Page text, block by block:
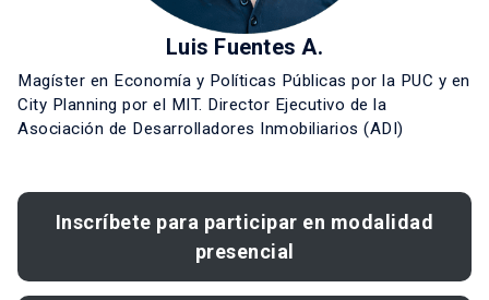
Luis Fuentes A.
Magíster en Economía y Políticas Públicas por la PUC y en
City Planning por el MIT. Director Ejecutivo de la
Asociación de Desarrolladores Inmobiliarios (ADI)
Inscríbete para participar en modalidad
presencial